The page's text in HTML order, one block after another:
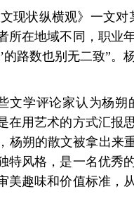
现状纵横观》一文对
所在地域不同，职业
的路数也别无二致”。
文学评论家认为杨朔
在用艺术的方式汇报
杨朔的散文被拿出来
特风格，是一名优秀
美趣味和价值标准，